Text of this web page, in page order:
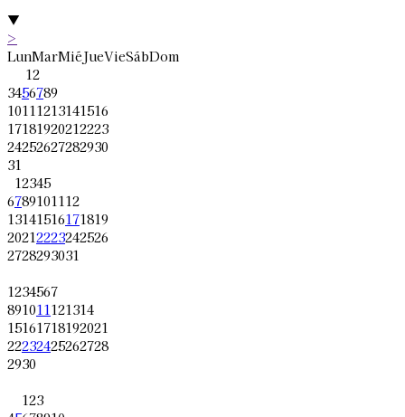
▼
>
LunMarMiéJueVieSábDom
12
3456789
10111213141516
17181920212223
24252627282930
31
12345
6789101112
13141516171819
20212223242526
2728293031
1234567
891011121314
15161718192021
22232425262728
2930
123